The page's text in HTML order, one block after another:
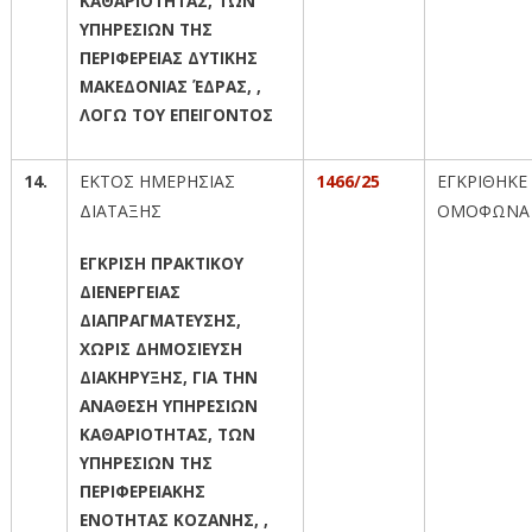
ΥΠΗΡΕΣΙΩΝ ΤΗΣ
ΠΕΡΙΦΕΡΕΙΑΣ ΔΥΤΙΚΗΣ
ΜΑΚΕΔΟΝΙΑΣ ΈΔΡΑΣ, ,
ΛΟΓΩ ΤΟΥ ΕΠΕΙΓΟΝΤΟΣ
14.
ΕΚΤΟΣ ΗΜΕΡΗΣΙΑΣ
ΔΙΑΤΑΞΗΣ
ΕΓΚΡΙΣΗ ΠΡΑΚΤΙΚΟΥ
ΔΙΕΝΕΡΓΕΙΑΣ
ΔΙΑΠΡΑΓΜΑΤΕΥΣΗΣ,
ΧΩΡΙΣ ΔΗΜΟΣΙΕΥΣΗ
ΔΙΑΚΗΡΥΞΗΣ, ΓΙΑ ΤΗΝ
ΑΝΑΘΕΣΗ ΥΠΗΡΕΣΙΩΝ
ΚΑΘΑΡΙΟΤΗΤΑΣ, ΤΩΝ
ΥΠΗΡΕΣΙΩΝ ΤΗΣ
ΠΕΡΙΦΕΡΕΙΑΚΗΣ
ΕΝΟΤΗΤΑΣ ΚΟΖΑΝΗΣ, ,
1466/25
ΕΓΚΡΙΘΗΚΕ
ΟΜΟΦΩΝΑ